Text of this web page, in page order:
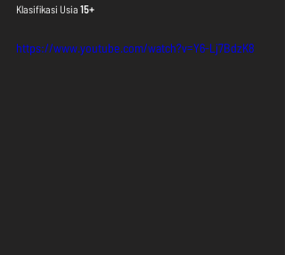
Klasifikasi Usia 15+
https://www.youtube.com/watch?v=Y6-Lj7BdzK8